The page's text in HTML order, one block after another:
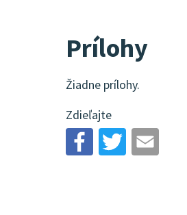
Prílohy
Žiadne prílohy.
Zdieľajte